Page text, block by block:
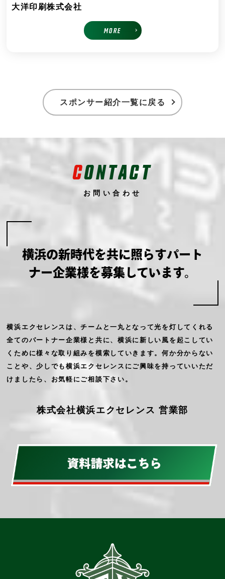
大洋印刷株式会社
MORE
スポンサー紹介一覧に戻る
CONTACT
お問い合わせ
横浜の新時代を共に照らすパート
ナー企業様を募集しています。
横浜エクセレンスは、チームと一丸となって光を灯してくれる
全てのパートナー企業様と共に、横浜に新しい風を起こしてい
くために様々な取り組みを模索していきます。何か分からない
ことや、少しでも横浜エクセレンスにご興味を持っていいただ
けましたら、お気軽にご相談下さい。
株式会社横浜エクセレンス 営業部